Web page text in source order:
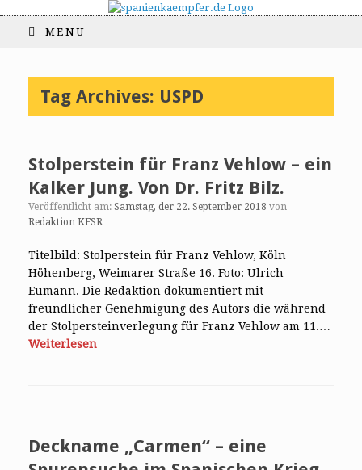
MENU
Tag Archives: USPD
Stolperstein für Franz Vehlow – ein
Kalker Jung. Von Dr. Fritz Bilz.
Veröffentlicht am: Samstag, der 22. September 2018 von
Redaktion KFSR
Titelbild: Stolperstein für Franz Vehlow, Köln
Höhenberg, Weimarer Straße 16. Foto: Ulrich
Eumann. Die Redaktion dokumentiert mit
freundlicher Genehmigung des Autors die während
der Stolpersteinverlegung für Franz Vehlow am 11.…
Weiterlesen
Deckname „Carmen“ – eine